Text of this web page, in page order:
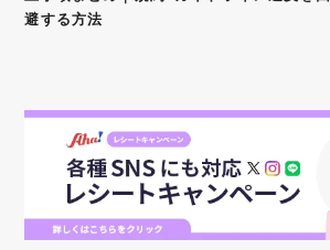
避する方法